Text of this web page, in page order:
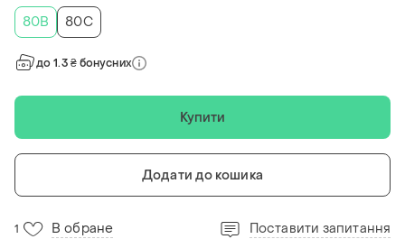
80B
80C
до 1.3 ₴ бонусних
Купити
Додати до кошика
1 В обране Поставити запитання